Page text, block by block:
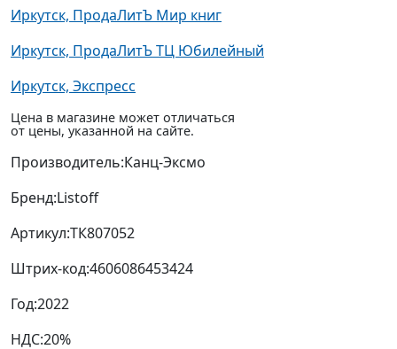
Иркутск, ПродаЛитЪ Мир книг
Иркутск, ПродаЛитЪ ТЦ Юбилейный
Иркутск, Экспресс
Цена в магазине может отличаться
от цены, указанной на сайте.
Производитель:Канц-Эксмо
Бренд:Listoff
Артикул:ТК807052
Штрих-код:4606086453424
Год:2022
НДС:20%